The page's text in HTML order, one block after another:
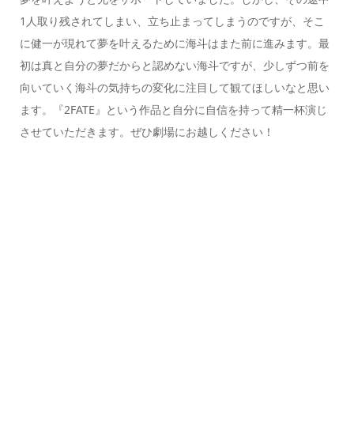
1人取り残されてしまい、立ち止まってしまうのですが、そこ
に健一が現れて夢を叶えるために海斗はまた前に進みます。最
初は真と自分の夢だからと認めない海斗ですが、少しずつ前を
向いていく海斗の気持ちの変化に注目して観てほしいなと思い
ます。『2FATE』という作品と自分に自信を持って精一杯演じ
させていただきます。ぜひ劇場にお越しください！